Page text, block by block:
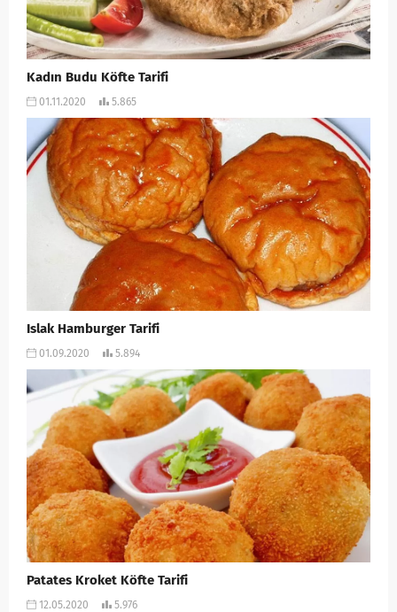
Kadın Budu Köfte Tarifi
01.11.2020 5.865
Islak Hamburger Tarifi
01.09.2020 5.894
Patates Kroket Köfte Tarifi
12.05.2020 5.976